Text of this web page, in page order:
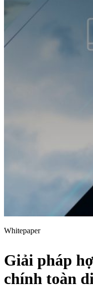
Whitepaper
Giải pháp
chính toàn